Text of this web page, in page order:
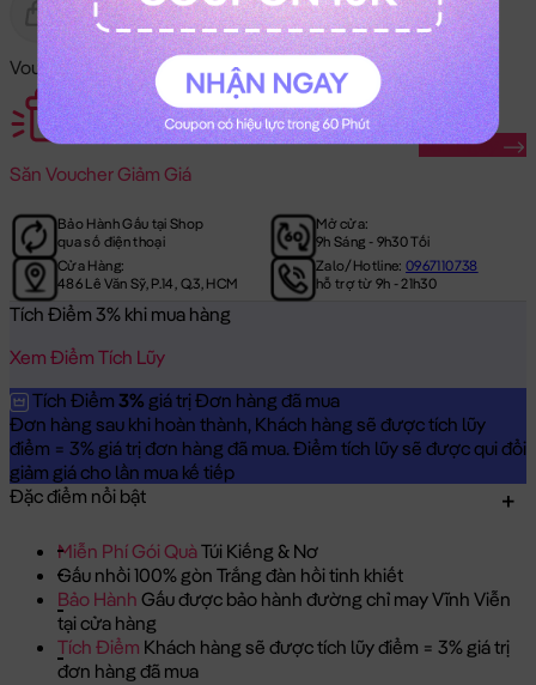
Gửi Tặng Hết Hàng
Voucher Mã Khuyến Mãi:
Săn Voucher Giảm Giá
Săn Ngay
Bảo Hành Gấu tại Shop
qua số điện thoại
Mở cửa:
9h Sáng - 9h30 Tối
Cửa Hàng:
486 Lê Văn Sỹ, P.14, Q.3, HCM
Zalo/Hotline:0967110738
hỗ trợ từ 9h - 21h30
Tích Điểm 3% khi mua hàng
Xem Điểm Tích Lũy
Tích Điểm 3% giá trị Đơn hàng đã mua
Đơn hàng sau khi hoàn thành, Khách hàng sẽ được tích lũy
điểm = 3% giá trị đơn hàng đã mua. Điểm tích lũy sẽ được qui đổi
giảm giá cho lần mua kế tiếp
Đặc điểm nổi bật
Miễn Phí Gói QuàTúi Kiếng & Nơ
Gấu nhồi 100% gòn Trắng đàn hồi tinh khiết
Bảo Hành Gấu được bảo hành đường chỉ may Vĩnh Viễn
tại cửa hàng
Tích Điểm Khách hàng sẽ được tích lũy điểm = 3% giá trị
đơn hàng đã mua